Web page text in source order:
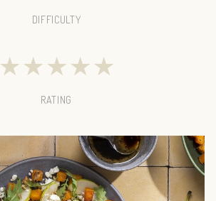
DIFFICULTY
★★★★★
RATING